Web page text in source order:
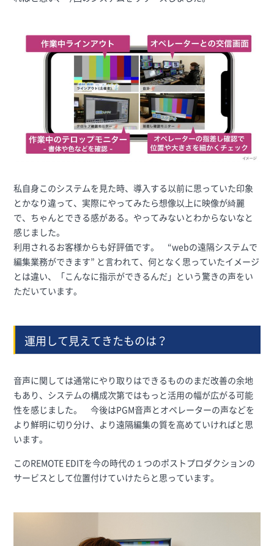
私自身このシステムを見た時、導入する以前に思っていた印象
とかなり違って、実際にやってみたら想像以上に映像が綺麗
で、ちゃんとできる感がある。やってみないとわからないなと
感じました。
利用されるお客様からも好評価です。 “webの遠隔システムで
編集業務ができます” と言われて、何となく思っていたイメージ
とは違い、「こんなに指示ができるんだ」という驚きの声をい
ただいています。
運用して見えてきたものは？
音声に関しては通常にやり取りはできるもののまだ改善の余地
もあり、システムの構成次第ではもっと活用の幅が広がる可能
性を感じました。 今後はPGM音声とオペレーターの声などを
より鮮明に切り分け、より遠隔編集の質を高めていければと思
います。
このREMOTE EDITを今の時代の１つのポストプロダクションの
サービスとして位置付けていけたらと思っています。